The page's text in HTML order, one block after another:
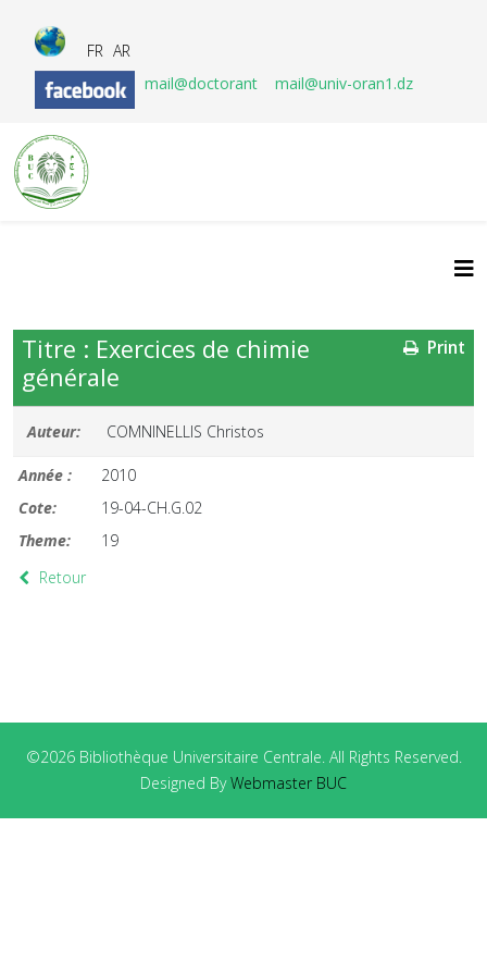
FR AR
mail@doctorant
mail@univ-oran1.dz
Print
Titre : Exercices de chimie
générale
Auteur: COMNINELLIS Christos
Année :
2010
Cote:
19-04-CH.G.02
Theme:
19
Retour
©2026 Bibliothèque Universitaire Centrale. All Rights Reserved.
Designed ByWebmaster BUC